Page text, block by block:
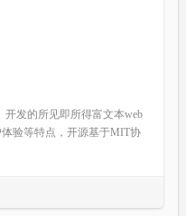
开发的所见即所得富文本web
验等特点，开源基于MIT协